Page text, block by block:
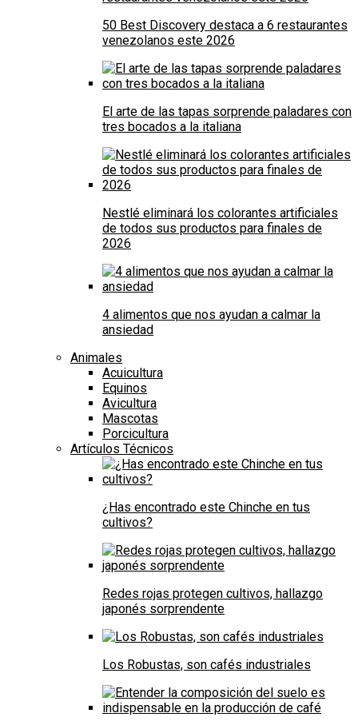
50 Best Discovery destaca a 6 restaurantes
venezolanos este 2026
El arte de las tapas sorprende paladares con
tres bocados a la italiana
Nestlé eliminará los colorantes artificiales
de todos sus productos para finales de
2026
4 alimentos que nos ayudan a calmar la
ansiedad
Animales
Acuicultura
Equinos
Avicultura
Mascotas
Porcicultura
Artículos Técnicos
¿Has encontrado este Chinche en tus
cultivos?
Redes rojas protegen cultivos, hallazgo
japonés sorprendente
Los Robustas, son cafés industriales